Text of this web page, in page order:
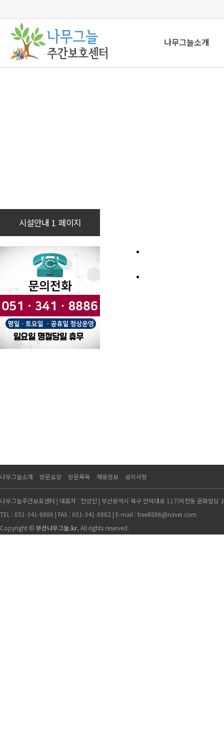
나무그늘소개
시설안내 1 페이지
나무그늘소개 방문요양 방문목욕 채용정보 공지사항
나무그늘주간보호센터 | 대표자 : 전성진 | 부산광역시 북구 만덕대로 117(덕천동 문화빌딩
TEL : 051-341-8886 | FAX : 051-341-8882 | E-mail : tree8886@naver.com
Copyright © 부산나무그늘.kr. All rights reserved.